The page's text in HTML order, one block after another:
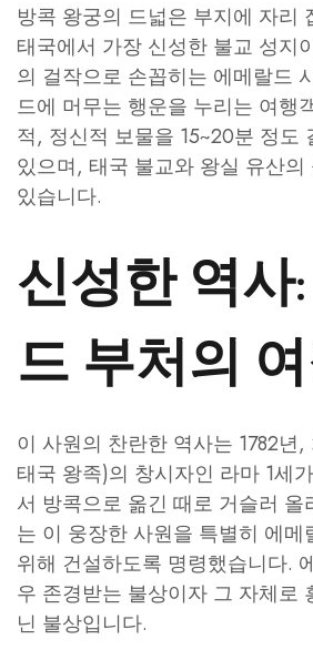
방콕 왕궁의 드넓은 부지에 자리
태국에서 가장 신성한 불교 성지
의 걸작으로 손꼽히는 에메랄드
드에 머무는 행운을 누리는 여행
적, 정신적 보물을 15~20분 정도
있으며, 태국 불교와 왕실 유산의
있습니다.
신성한 역사
드 부처의
이 사원의 찬란한 역사는 1782년,
태국 왕족)의 창시자인 라마 1세
서 방콕으로 옮긴 때로 거슬러 올
는 이 웅장한 사원을 특별히 에메
위해 건설하도록 명령했습니다.
우 존경받는 불상이자 그 자체로
닌 불상입니다.